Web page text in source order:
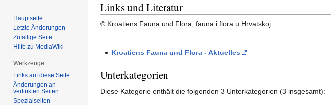
Zur
Navigation
springen
Zur
Suche
springen
Links und Literatur
© Kroatiens Fauna und Flora, fauna i flora u Hrvatskoj
Kroatiens Fauna und Flora - Aktuelles
Unterkategorien
Diese Kategorie enthält die folgenden 3 Unterkategorien (3 insgesamt):
Hauptseite
Letzte Änderungen
Zufällige Seite
Hilfe zu MediaWiki
Werkzeuge
Links auf diese Seite
Änderungen an
verlinkten Seiten
Spezialseiten